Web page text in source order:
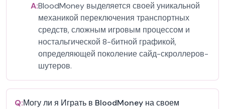
A:BloodMoney выделяется своей уникальной
механикой переключения транспортных
средств, сложным игровым процессом и
ностальгической 8-битной графикой,
определяющей поколение сайд-скроллеров-
шутеров.
Q:Могу ли я Играть в BloodMoney на своем